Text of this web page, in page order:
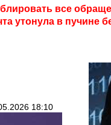
все
утонула в пучине
18:10